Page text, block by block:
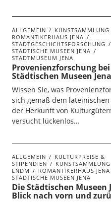
ALLGEMEIN
KUNSTSAMMLUNG
ROMANTIKERHAUS JENA
STADTGESCHICHTSFORSCHUNG
STÄDTISCHE MUSEEN JENA
STADTMUSEUM JENA
Provenienzforschung
Städtischen Museen Jena
Wissen Sie, was
sich gemäß dem lateinischen
der Herkunft von
versucht lückenlos…
ALLGEMEIN
KULTURPREISE &
STIPENDIEN
KUNSTSAMMLUNG
LNDM
ROMANTIKERHAUS JENA
STÄDTISCHE MUSEEN JENA
Die Städtischen Museen
Blick nach vorn und